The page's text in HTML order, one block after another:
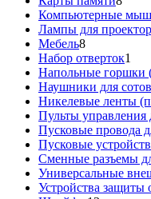
Компьютерные
Лампы для
Мебель88
товаров
Набор отверток1
Напольные горшки
Наушники для
Никелевые ленты
Пульты управления
Пусковые провода
Пусковые
Сменные разъемы
Универсальные
Устройства защиты